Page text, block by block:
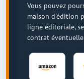
Vous pouvez
maison d'édition
ligne éditoriale,
contrat